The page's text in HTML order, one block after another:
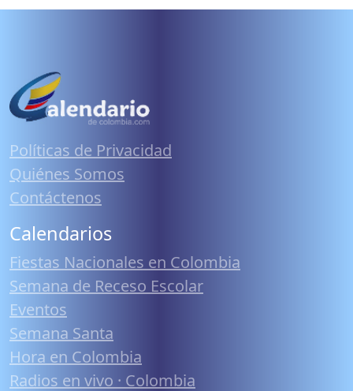
Políticas de Privacidad
Quiénes Somos
Contáctenos
Calendarios
Fiestas Nacionales en Colombia
Semana de Receso Escolar
Eventos
Semana Santa
Hora en Colombia
Radios en vivo · Colombia